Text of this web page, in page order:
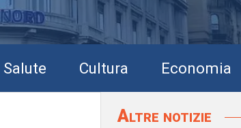
Salute Cultura Economia
Altre notizie